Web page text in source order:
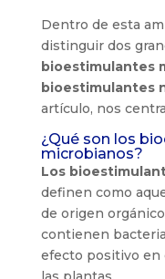
Dentro de esta
distinguir dos
bioestimulantes
bioestimulantes
artículo, nos
¿Qué son los
microbianos?
Los
definen como
de origen
contienen
efecto positivo en